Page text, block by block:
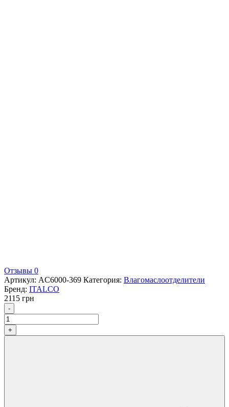
Отзывы 0
Артикул: AC6000-369 Категория: Влагомаслоотделители
Бренд: ITALCO
2115 грн
- Количество
+